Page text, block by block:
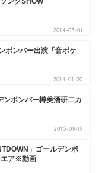
2014-03-01
ボンバー出演「音ボケ
2014-01-20
ンボンバー樽美酒研二カ
2015-09-18
」ゴールデンボ
エア※動画